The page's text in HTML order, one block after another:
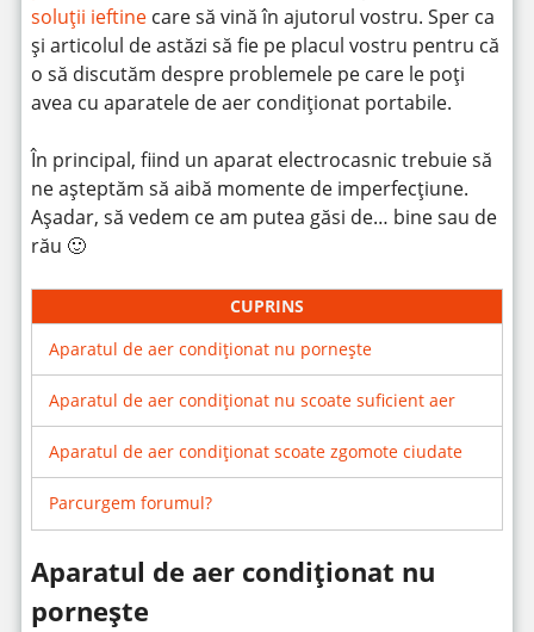
soluții ieftinecare să vină în ajutorul vostru. Sper ca
și articolul de astăzi să fie pe placul vostru pentru că
o să discutăm despre problemele pe care le poți
avea cu aparatele de aer condiționat portabile.
În principal, fiind un aparat electrocasnic trebuie să
ne așteptăm să aibă momente de imperfecțiune.
Așadar, să vedem ce am putea găsi de… bine sau de
rău 🙂
CUPRINS
Aparatul de aer condiționat nu pornește
Aparatul de aer condiționat nu scoate suficient aer
Aparatul de aer condiționat scoate zgomote ciudate
Parcurgem forumul?
Aparatul de aer condiționat nu
pornește